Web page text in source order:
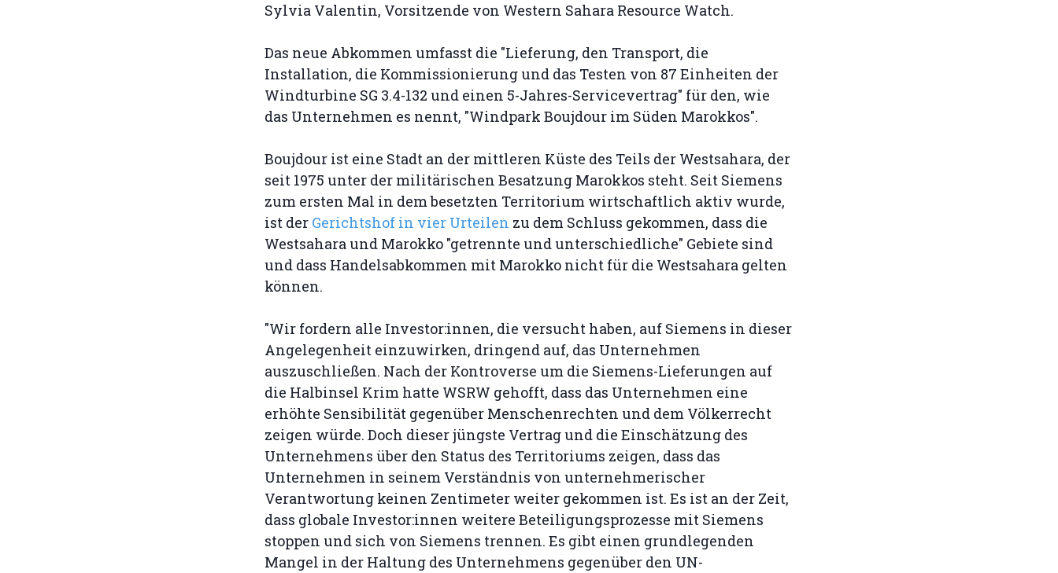
Sylvia Valentin, Vorsitzende von Western Sahara Resource Watch.
Das neue Abkommen umfasst die "Lieferung, den Transport, die
Installation, die Kommissionierung und das Testen von 87 Einheiten der
Windturbine SG 3.4-132 und einen 5-Jahres-Servicevertrag" für den, wie
das Unternehmen es nennt, "Windpark Boujdour im Süden Marokkos".
Boujdour ist eine Stadt an der mittleren Küste des Teils der Westsahara, der
seit 1975 unter der militärischen Besatzung Marokkos steht. Seit Siemens
zum ersten Mal in dem besetzten Territorium wirtschaftlich aktiv wurde,
ist der Gerichtshof in vier Urteilen zu dem Schluss gekommen, dass die
Westsahara und Marokko "getrennte und unterschiedliche" Gebiete sind
und dass Handelsabkommen mit Marokko nicht für die Westsahara gelten
können.
"Wir fordern alle Investor:innen, die versucht haben, auf Siemens in dieser
Angelegenheit einzuwirken, dringend auf, das Unternehmen
auszuschließen. Nach der Kontroverse um die Siemens-Lieferungen auf
die Halbinsel Krim hatte WSRW gehofft, dass das Unternehmen eine
erhöhte Sensibilität gegenüber Menschenrechten und dem Völkerrecht
zeigen würde. Doch dieser jüngste Vertrag und die Einschätzung des
Unternehmens über den Status des Territoriums zeigen, dass das
Unternehmen in seinem Verständnis von unternehmerischer
Verantwortung keinen Zentimeter weiter gekommen ist. Es ist an der Zeit,
dass globale Investor:innen weitere Beteiligungsprozesse mit Siemens
stoppen und sich von Siemens trennen. Es gibt einen grundlegenden
Mangel in der Haltung des Unternehmens gegenüber den UN-